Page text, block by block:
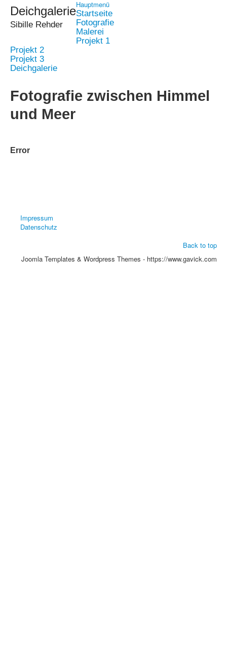
Deichgalerie
Sibille Rehder
Hauptmenü
Startseite
Fotografie
Malerei
Projekt 1
Projekt 2
Projekt 3
Deichgalerie
Fotografie zwischen Himmel
und Meer
Error
Impressum
Datenschutz
Back to top
Joomla Templates & Wordpress Themes - https://www.gavick.com